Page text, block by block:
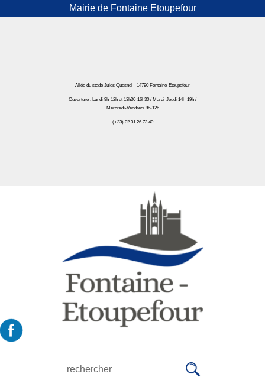
Mairie de Fontaine Etoupefour
Allée du stade Jules Quesnel - 14790 Fontaine-Etoupefour
Ouverture : Lundi 9h-12h et 13h30-16h30 / Mardi-Jeudi 14h-19h /
Mercredi-Vendredi 9h-12h
(+33) 02 31 26 73 40
Mairie de Fontaine Etoupefour